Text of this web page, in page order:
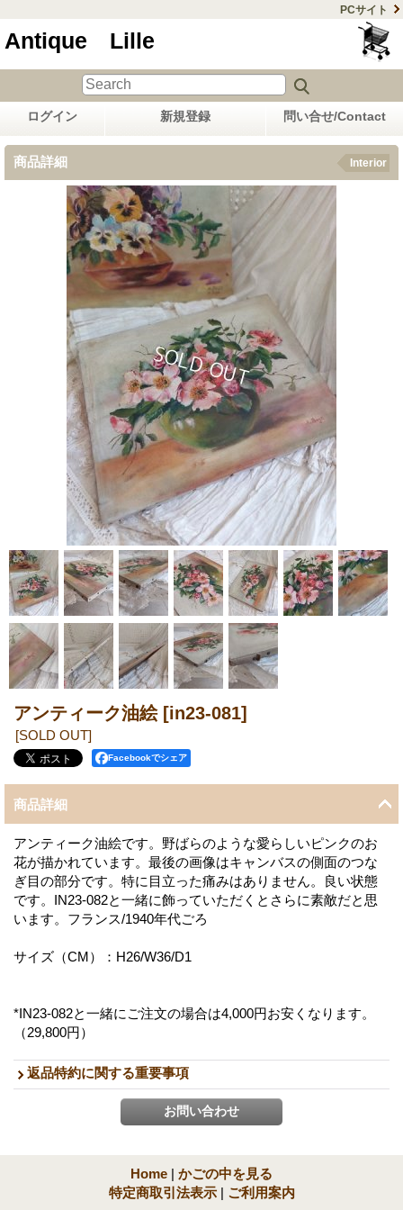
PCサイト
Antique Lille
ログイン 新規登録 問い合せ/Contact
商品詳細 Interior
アンティーク油絵 [in23-081]
[SOLD OUT]
Facebookでシェア
商品詳細
アンティーク油絵です。野ばらのような愛らしいピンクのお
花が描かれています。最後の画像はキャンバスの側面のつな
ぎ目の部分です。特に目立った痛みはありません。良い状態
です。IN23-082と一緒に飾っていただくとさらに素敵だと思
います。フランス/1940年代ごろ
サイズ（CM）：H26/W36/D1
*IN23-082と一緒にご注文の場合は4,000円お安くなります。
（29,800円）
返品特約に関する重要事項
Home | かごの中を見る
特定商取引法表示 | ご利用案内